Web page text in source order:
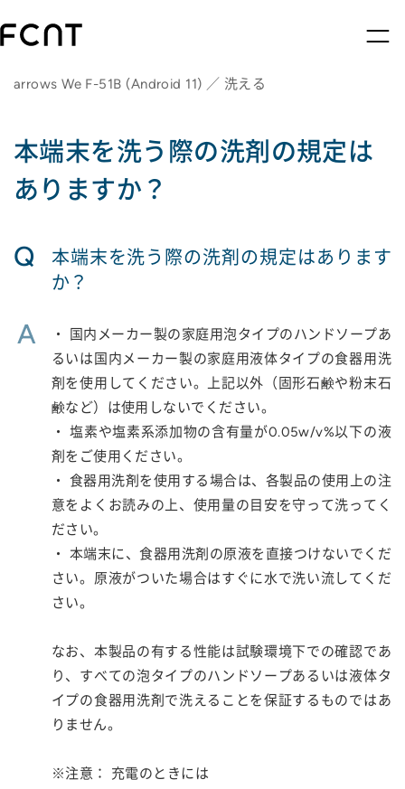
arrows We F-51B (Android 11) ／ 洗える
本端末を洗う際の洗剤の規定は
ありますか？
Q
本端末を洗う際の洗剤の規定はあります
か？
A
・ 国内メーカー製の家庭用泡タイプのハンドソープあ
るいは国内メーカー製の家庭用液体タイプの食器用洗
剤を使用してください。上記以外（固形石鹸や粉末石
鹸など）は使用しないでください。
・ 塩素や塩素系添加物の含有量が0.05w/v%以下の液
剤をご使用ください。
・ 食器用洗剤を使用する場合は、各製品の使用上の注
意をよくお読みの上、使用量の目安を守って洗ってく
ださい。
・ 本端末に、食器用洗剤の原液を直接つけないでくだ
さい。原液がついた場合はすぐに水で洗い流してくだ
さい。
なお、本製品の有する性能は試験環境下での確認であ
り、すべての泡タイプのハンドソープあるいは液体タ
イプの食器用洗剤で洗えることを保証するものではあ
りません。
※注意： 充電のときには